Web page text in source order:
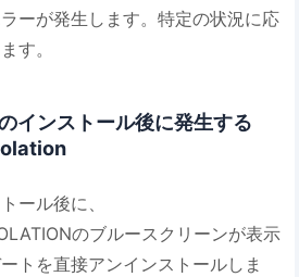
ーが発生します。特定の状況に応
す。
インストール後に発生する
ール後に、
のブルースクリーンが表示
トを直接アンインストールしま